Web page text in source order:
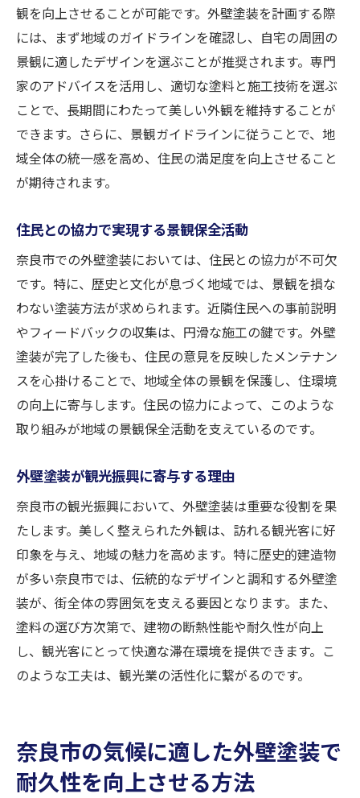
観を向上させることが可能です。外壁塗装を計画する際
には、まず地域のガイドラインを確認し、自宅の周囲の
景観に適したデザインを選ぶことが推奨されます。専門
家のアドバイスを活用し、適切な塗料と施工技術を選ぶ
ことで、長期間にわたって美しい外観を維持することが
できます。さらに、景観ガイドラインに従うことで、地
域全体の統一感を高め、住民の満足度を向上させること
が期待されます。
住民との協力で実現する景観保全活動
奈良市での外壁塗装においては、住民との協力が不可欠
です。特に、歴史と文化が息づく地域では、景観を損な
わない塗装方法が求められます。近隣住民への事前説明
やフィードバックの収集は、円滑な施工の鍵です。外壁
塗装が完了した後も、住民の意見を反映したメンテナン
スを心掛けることで、地域全体の景観を保護し、住環境
の向上に寄与します。住民の協力によって、このような
取り組みが地域の景観保全活動を支えているのです。
外壁塗装が観光振興に寄与する理由
奈良市の観光振興において、外壁塗装は重要な役割を果
たします。美しく整えられた外観は、訪れる観光客に好
印象を与え、地域の魅力を高めます。特に歴史的建造物
が多い奈良市では、伝統的なデザインと調和する外壁塗
装が、街全体の雰囲気を支える要因となります。また、
塗料の選び方次第で、建物の断熱性能や耐久性が向上
し、観光客にとって快適な滞在環境を提供できます。こ
のような工夫は、観光業の活性化に繋がるのです。
奈良市の気候に適した外壁塗装で
耐久性を向上させる方法